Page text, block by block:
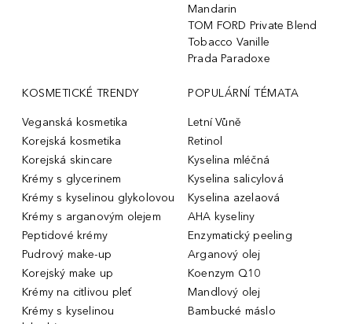
Mandarin
TOM FORD Private Blend
Tobacco Vanille
Prada Paradoxe
KOSMETICKÉ TRENDY
Veganská kosmetika
Korejská kosmetika
Korejská skincare
Krémy s glycerinem
Krémy s kyselinou glykolovou
Krémy s arganovým olejem
Peptidové krémy
Pudrový make-up
Korejský make up
Krémy na citlivou pleť
Krémy s kyselinou
POPULÁRNÍ TÉMATA
Letní Vůně
Retinol
Kyselina mléčná
Kyselina salicylová
Kyselina azelaová
AHA kyseliny
Enzymatický peeling
Arganový olej
Koenzym Q10
Mandlový olej
Bambucké máslo